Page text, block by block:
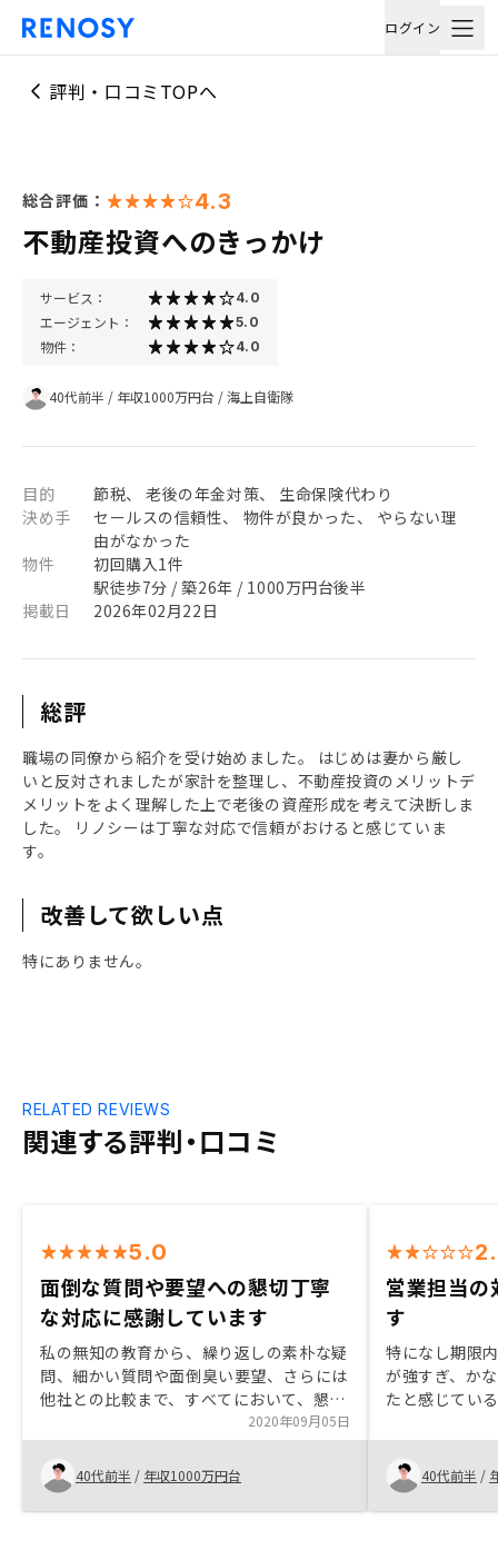
ログイン
評判・口コミTOPへ
総合評価： 4.3
不動産投資へのきっかけ
サービス： 4.0
エージェント： 5.0
物件： 4.0
40代前半 / 年収1000万円台 /海上自衛隊
目的
節税、 老後の年金対策、 生命保険代わり
決め手
セールスの信頼性、 物件が良かった、 やらない理
由がなかった
物件
初回購入1件
駅徒歩7分 / 築26年 / 1000万円台後半
掲載日
2026年02月22日
総評
職場の同僚から紹介を受け始めました。 はじめは妻から厳し
いと反対されましたが家計を整理し、不動産投資のメリットデ
メリットをよく理解した上で老後の資産形成を考えて決断しま
した。 リノシーは丁寧な対応で信頼がおけると感じていま
す。
改善して欲しい点
特にありません。
関連する評判・口コミ
RELATED REVIEWS
5.0
面倒な質問や要望への懇切丁寧
な対応に感謝しています
私の無知の教育から、繰り返しの素朴な疑
問、細かい質問や面倒臭い要望、さらには
他社との比較まで、すべてにおいて、懇切
丁寧に親身に応えて下さいました。お陰様
でやっと念願の不動産投資に一歩踏み出す
事が出来ました。 関川さんに出会えて本
当に良かった。ありがとう。感謝していま
す。十分なサービスをされていると思いま
2020年09月05日
40代前半 / 年収1000万円台
営業担当の
す
特になし期限
が強すぎ、か
たと感じてい
を受けられず
た。 また、
利が適用され
ず、時間がな
40代前半 /